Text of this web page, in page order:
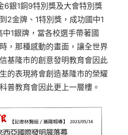
6銀1銅9特別獎及大會特別獎
2金牌、1特別獎，成功國中1
1銀牌，當各校選手帶著國
，那種感動的畫面，讓全世界
基隆市的創意發明教育會因此
的表現將會創造基隆市的榮耀
普教育會因此更上一層樓。